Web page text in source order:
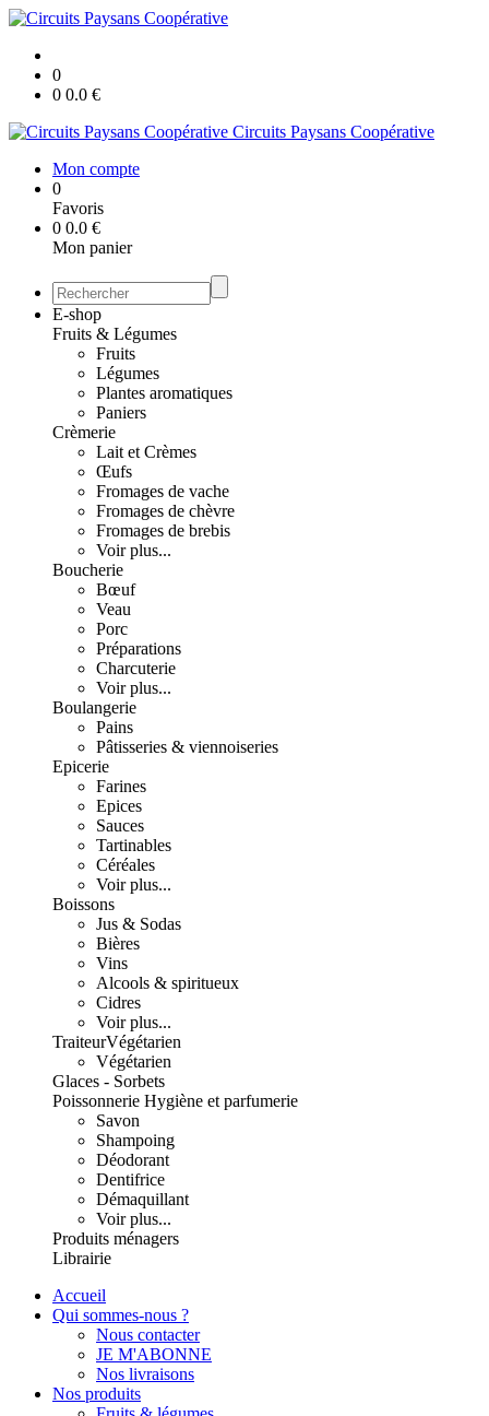
0
0 0.0 €
Circuits Paysans Coopérative
Mon compte
0
Favoris
0 0.0 €
Mon panier
E-shop
Fruits & Légumes
Fruits
Légumes
Plantes aromatiques
Paniers
Crèmerie
Lait et Crèmes
Œufs
Fromages de vache
Fromages de chèvre
Fromages de brebis
Voir plus...
Boucherie
Bœuf
Veau
Porc
Préparations
Charcuterie
Voir plus...
Boulangerie
Pains
Pâtisseries & viennoiseries
Epicerie
Farines
Epices
Sauces
Tartinables
Céréales
Voir plus...
Boissons
Jus & Sodas
Bières
Vins
Alcools & spiritueux
Cidres
Voir plus...
TraiteurVégétarien
Végétarien
Glaces - Sorbets
Poissonnerie Hygiène et parfumerie
Savon
Shampoing
Déodorant
Dentifrice
Démaquillant
Voir plus...
Produits ménagers
Librairie
Accueil
Qui sommes-nous ?
Nous contacter
JE M'ABONNE
Nos livraisons
Nos produits